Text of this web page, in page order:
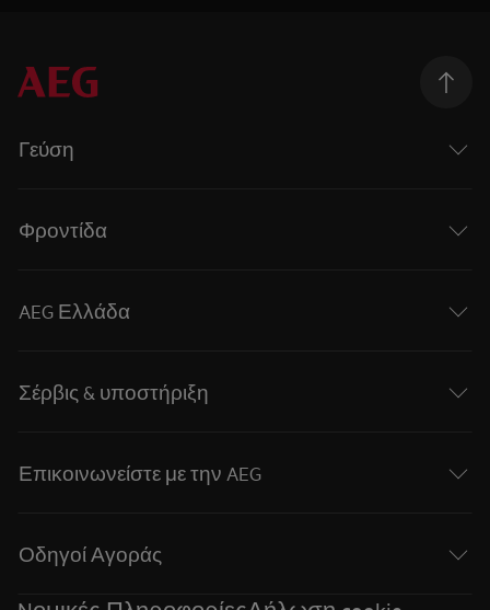
Γεύση
Φροντίδα
AEG Ελλάδα
Σέρβις & υποστήριξη
Επικοινωνείστε με την AEG
Οδηγοί Αγοράς